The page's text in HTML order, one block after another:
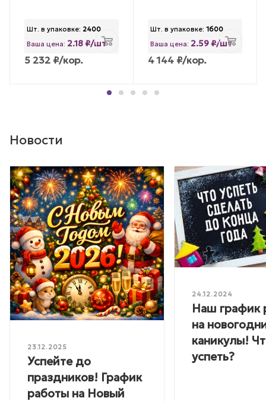
Шт. в упаковке: 2400
Ваша цена: 2.18 ₽/шт
5 232 ₽/кор.
Шт. в упаковке: 1600
Ваша цена: 2.59 ₽/шт
4 144 ₽/кор.
Новости
23.12.2025
Успейте до
праздников! График
работы на Новый
24.12.2024
Наш график
на
каникулы!
успеть?